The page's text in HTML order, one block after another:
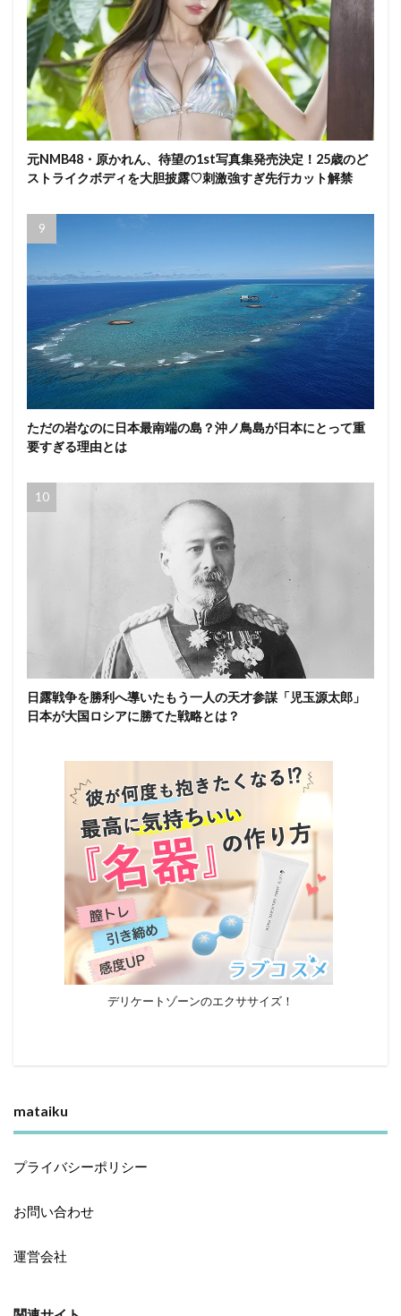
元NMB48・原かれん、待望の1st写真集発売決定！25歳のど
ストライクボディを大胆披露♡刺激強すぎ先行カット解禁
ただの岩なのに日本最南端の島？沖ノ鳥島が日本にとって重
要すぎる理由とは
日露戦争を勝利へ導いたもう一人の天才参謀「児玉源太郎」
日本が大国ロシアに勝てた戦略とは？
デリケートゾーンのエクササイズ！
mataiku
プライバシーポリシー
お問い合わせ
運営会社